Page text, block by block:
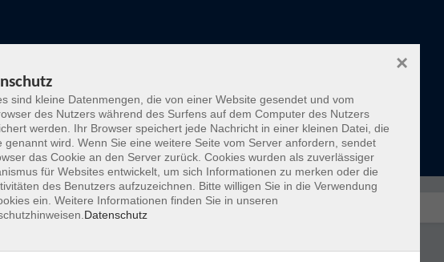
Wochentage Tageszeit
sind kleine Datenmengen, die von einer Website gesendet und vom
des Nutzers während des Surfens auf dem Computer des Nutzers
werden. Ihr Browser speichert jede Nachricht in einer kleinen Datei, die
genannt wird. Wenn Sie eine weitere Seite vom Server anfordern, sendet
das Cookie an den Server zurück. Cookies wurden als zuverlässiger
für Websites entwickelt, um sich Informationen zu merken oder die
des Benutzers aufzuzeichnen. Bitte willigen Sie in die Verwendung
ein. Weitere Informationen finden Sie in unseren
Datenschutz
×